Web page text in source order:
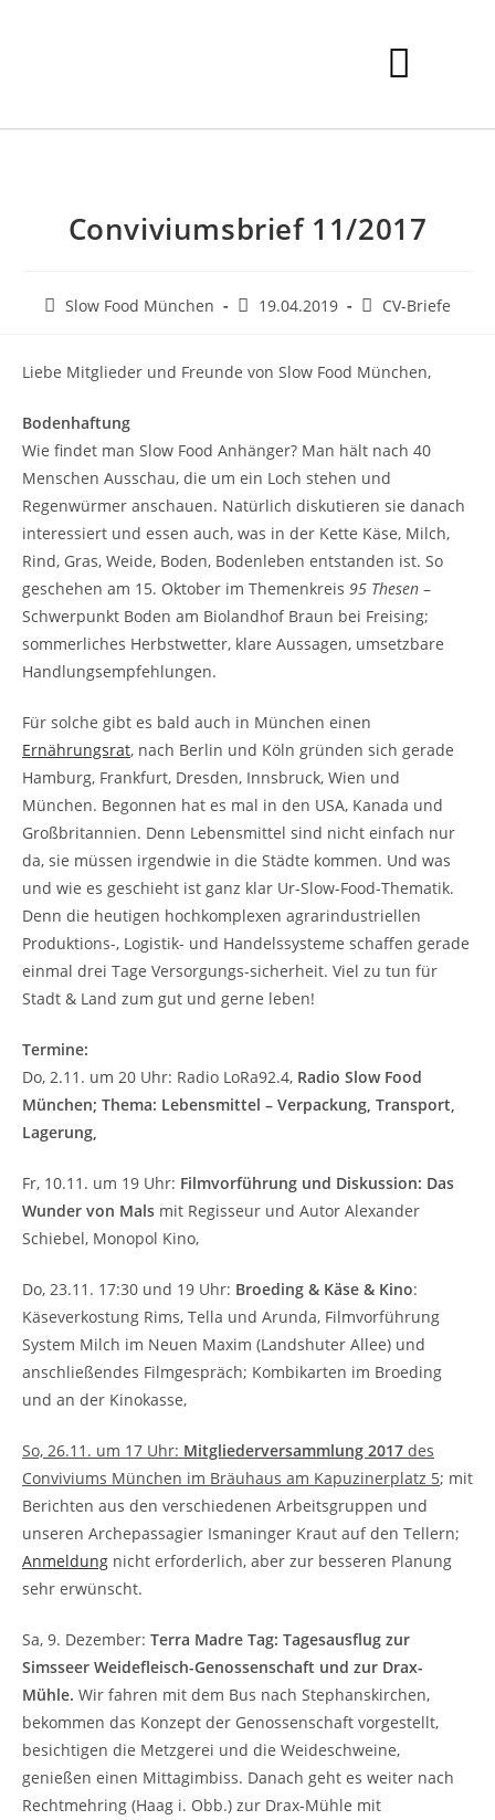
Conviviumsbrief 11/2017
Slow Food München 19.04.2019 CV-Briefe
Liebe Mitglieder und Freunde von Slow Food München,
Bodenhaftung
Wie findet man Slow Food Anhänger? Man hält nach 40
Menschen Ausschau, die um ein Loch stehen und
Regenwürmer anschauen. Natürlich diskutieren sie danach
interessiert und essen auch, was in der Kette Käse, Milch,
Rind, Gras, Weide, Boden, Bodenleben entstanden ist. So
geschehen am 15. Oktober im Themenkreis 95 Thesen –
Schwerpunkt Boden am Biolandhof Braun bei Freising;
sommerliches Herbstwetter, klare Aussagen, umsetzbare
Handlungsempfehlungen.
Für solche gibt es bald auch in München einen
Ernährungsrat, nach Berlin und Köln gründen sich gerade
Hamburg, Frankfurt, Dresden, Innsbruck, Wien und
München. Begonnen hat es mal in den USA, Kanada und
Großbritannien. Denn Lebensmittel sind nicht einfach nur
da, sie müssen irgendwie in die Städte kommen. Und was
und wie es geschieht ist ganz klar Ur-Slow-Food-Thematik.
Denn die heutigen hochkomplexen agrarindustriellen
Produktions-, Logistik- und Handelssysteme schaffen gerade
einmal drei Tage Versorgungs-sicherheit. Viel zu tun für
Stadt & Land zum gut und gerne leben!
Termine:
Do, 2.11. um 20 Uhr: Radio LoRa92.4, Radio Slow Food
München; Thema: Lebensmittel – Verpackung, Transport,
Lagerung,
Fr, 10.11. um 19 Uhr: Filmvorführung und Diskussion: Das
Wunder von Mals mit Regisseur und Autor Alexander
Schiebel, Monopol Kino,
Do, 23.11. 17:30 und 19 Uhr: Broeding & Käse & Kino:
Käseverkostung Rims, Tella und Arunda, Filmvorführung
System Milch im Neuen Maxim (Landshuter Allee) und
anschließendes Filmgespräch; Kombikarten im Broeding
und an der Kinokasse,
So, 26.11. um 17 Uhr: Mitgliederversammlung 2017 des
Conviviums München im Bräuhaus am Kapuzinerplatz 5; mit
Berichten aus den verschiedenen Arbeitsgruppen und
unseren Archepassagier Ismaninger Kraut auf den Tellern;
Anmeldung nicht erforderlich, aber zur besseren Planung
sehr erwünscht.
Sa, 9. Dezember: Terra Madre Tag: Tagesausflug zur
Simsseer Weidefleisch-Genossenschaft und zur Drax-
Mühle. Wir fahren mit dem Bus nach Stephanskirchen,
bekommen das Konzept der Genossenschaft vorgestellt,
besichtigen die Metzgerei und die Weideschweine,
genießen einen Mittagimbiss. Danach geht es weiter nach
Rechtmehring (Haag i. Obb.) zur Drax-Mühle mit